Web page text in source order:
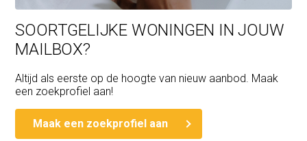
SOORTGELIJKE WONINGEN IN JOUW
MAILBOX?
Altijd als eerste op de hoogte van nieuw aanbod. Maak
een zoekprofiel aan!
Maak een zoekprofiel aan